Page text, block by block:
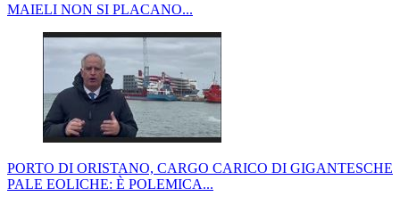
MAIELI NON SI PLACANO...
PORTO DI ORISTANO, CARGO CARICO DI GIGANTESCHE
PALE EOLICHE: È POLEMICA...